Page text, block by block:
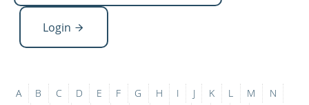
Login
A B C D E F G H I J K L M
N